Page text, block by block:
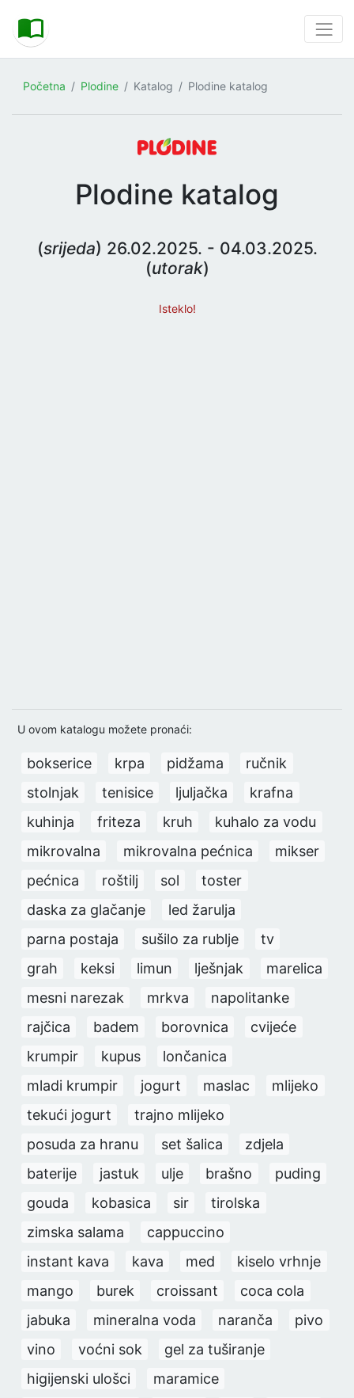
Početna Plodine Katalog Plodine katalog
Plodine katalog
(srijeda) 26.02.2025. - 04.03.2025.
(utorak)
Isteklo!
U ovom katalogu možete pronaći:
bokserice krpa pidžama
ručnik
stolnjak
tenisice ljuljačka
krafna
kuhinja
friteza kruh
kuhalo za vodu
mikrovalna
mikrovalna pećnica
mikser
pećnica
roštilj sol
toster
daska za glačanje
led žarulja
parna postaja
sušilo za rublje
tv
grah
keksi limun lješnjak
marelica
mesni narezak
mrkva
napolitanke
rajčica
badem borovnica
cvijeće
krumpir
kupus
lončanica
mladi krumpir
jogurt maslac
mlijeko
tekući jogurt
trajno mlijeko
posuda za hranu
set šalica
zdjela
baterije
jastuk ulje brašno
puding
gouda
kobasica sir
tirolska
zimska salama
cappuccino
instant kava
kava med
kiselo vrhnje
mango
burek croissant
coca cola
jabuka
mineralna voda naranča
pivo
vino
voćni sok
gel za tuširanje
higijenski ulošci
maramice